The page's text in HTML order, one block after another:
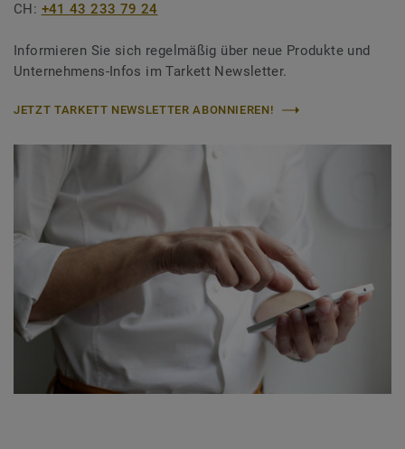
CH: +41 43 233 79 24
Informieren Sie sich regelmäßig über neue Produkte und
Unternehmens-Infos im Tarkett Newsletter.
JETZT TARKETT NEWSLETTER ABONNIEREN!